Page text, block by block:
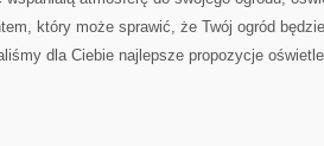
który może sprawić, że Twój ogród
dla Ciebie najlepsze‌ propozycje⁣